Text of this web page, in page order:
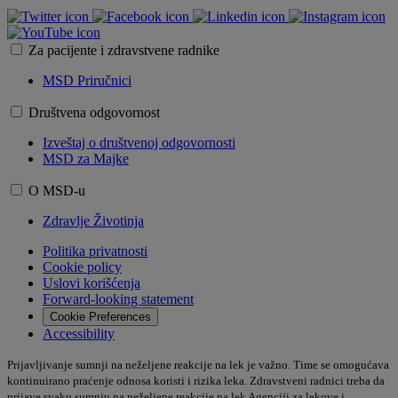
Za pacijente i zdravstvene radnike
MSD Priručnici
Društvena odgovornost
Izveštaj o društvenoj odgovornosti
MSD za Majke
O MSD-u
Zdravlje Životinja
Politika privatnosti
Cookie policy
Uslovi korišćenja​
Forward-looking statement
Cookie Preferences
Accessibility
Prijavljivanje sumnji na neželjene reakcije na lek je važno. Time se omogućava
kontinuirano praćenje odnosa koristi i rizika leka. Zdravstveni radnici treba da